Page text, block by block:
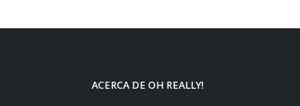
ACERCA DE OH REALLY!